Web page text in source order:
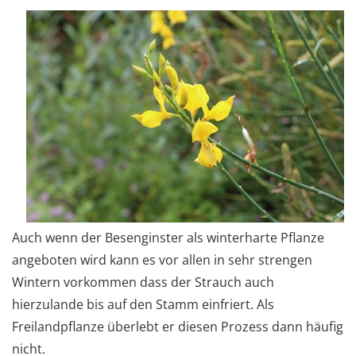
Auch wenn der Besenginster als winterharte Pflanze
angeboten wird kann es vor allen in sehr strengen
Wintern vorkommen dass der Strauch auch
hierzulande bis auf den Stamm einfriert. Als
Freilandpflanze überlebt er diesen Prozess dann häufig
nicht.